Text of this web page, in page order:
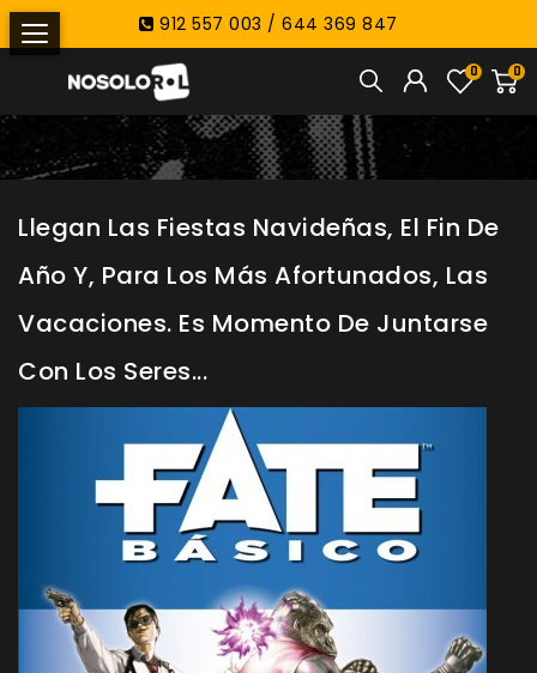
912 557 003 / 644 369 847
0
0
Llegan Las Fiestas Navideñas, El Fin De
Año Y, Para Los Más Afortunados, Las
Vacaciones. Es Momento De Juntarse
Con Los Seres...